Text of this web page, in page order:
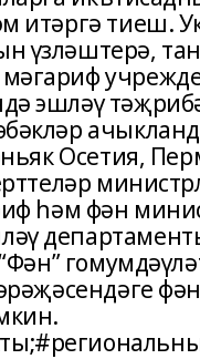
итәргә тиеш.
үзләштерә,
эшләү
Осетия,
һәм фән